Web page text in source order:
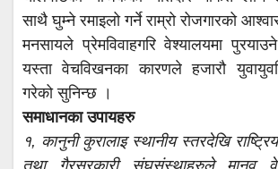
साथै घुम्ने रमाइलो गर्ने राम्रो रोजगारको
मनसायले प्रेमविवाहगरि वेश्यालयमा
यस्ता वेचविखनका कारणले हजारौ
गरेको सुनिन्छ ।
समाधानका उपायहरु
१, कानुनी कुरालाइ स्थानीय स्तरदेखि